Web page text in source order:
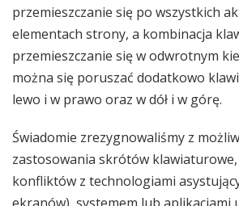
przemieszczanie się po wszystkich
elementach strony, a kombinacja
przemieszczanie się w odwrotnym
można się poruszać dodatkowo
lewo i w prawo oraz w dół i w górę.
Świadomie zrezygnowaliśmy z
zastosowania skrótów
konfliktów z technologiami